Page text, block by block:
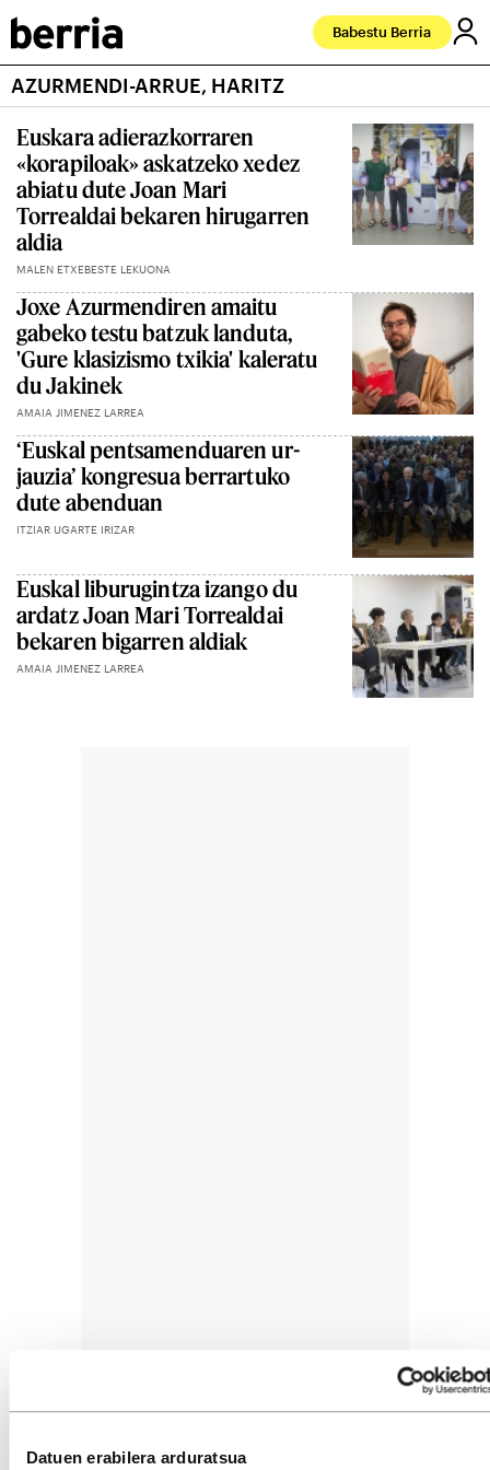
Datuen erabilera arduratsua
Babestu Berria
AZURMENDI-ARRUE, HARITZ
Euskara adierazkorraren
«korapiloak» askatzeko xedez
abiatu dute Joan Mari
Torrealdai bekaren hirugarren
aldia
MALEN ETXEBESTE LEKUONA
Joxe Azurmendiren amaitu
gabeko testu batzuk landuta,
'Gure klasizismo txikia' kaleratu
du Jakinek
AMAIA JIMENEZ LARREA
‘Euskal pentsamenduaren ur-
jauzia’ kongresua berrartuko
dute abenduan
ITZIAR UGARTE IRIZAR
Euskal liburugintza izango du
ardatz Joan Mari Torrealdai
bekaren bigarren aldiak
AMAIA JIMENEZ LARREA